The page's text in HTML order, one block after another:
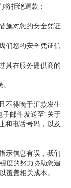
拒绝退款：
施对您的安全凭证
们您的安全凭证信
其在服务提供商的
不得晚于汇款发生
邮件发送至“关于
和电话号码，以及
示信息有误，我们
度的努力协助您追
覆盖相关成本。